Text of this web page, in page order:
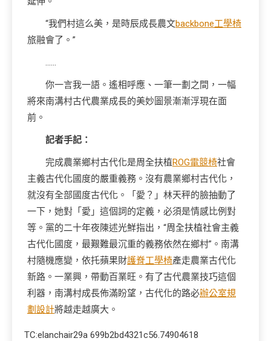
“我們村這么美，是時辰成長農文backbone工學椅
旅融會了。”
……
你一言我一語。遙相呼應、一筆一劃之間，一幅
將來南溝村古代農業成長的美妙圖景漸漸浮現在面
前。
記者手記：
完成農業鄉村古代化是周全扶植ROG電競椅社會
主義古代化國度的嚴重義務。沒有農業鄉村古代化，
就沒有全部國度古代化。「愛？」林天秤的臉抽動了
一下，她對「愛」這個詞的定義，必須是情感比例對
等。黨的二十年夜陳述光鮮指出，“周全扶植社會主義
古代化國度，最艱難最沉重的義務依然在鄉村”。南溝
村隨機應變，依托蘋果財護脊工學椅產走農業古代化
新路。一業興，帶動百業旺。有了古代農業技巧這個
利器，南溝村成長佈滿盼望，古代化的路必辦公室規
劃設計將越走越廣大。
TC:elanchair29a 699b2bd4321c56.74904618